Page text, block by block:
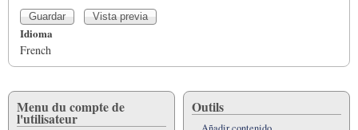
Idioma
French
Menu du compte de
l'utilisateur
Outils